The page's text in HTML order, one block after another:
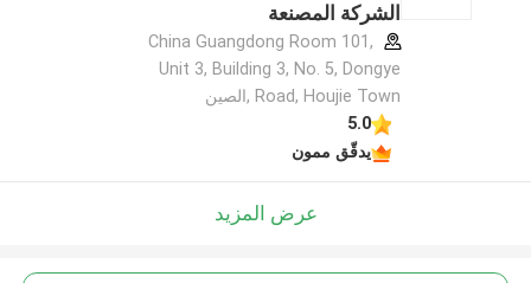
الشركة المصنعة
China Guangdong Room 101,
Unit 3, Building 3, No. 5, Dongye
Road, Houjie Town ,الصين
5.0
يدقّق ممون
عرض المزيد